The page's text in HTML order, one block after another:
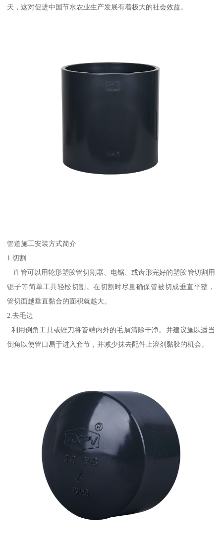
天，这对促进中国节水农业生产发展有着极大的社会效益。
管道施工安装方式简介
1.切割
直管可以用轮形塑胶管切割器、电锯、或齿形完好的塑胶管切割用
锯子等简单工具轻松切割。在切割时尽量确保管被切成垂直平整，
管切面越垂直黏合的面积就越大。
2.去毛边
利用倒角工具或锉刀将管端内外的毛屑清除干净。并建议施以适当
倒角以使管口易于进入套节，并减少抹去配件上溶剂黏胶的机会。